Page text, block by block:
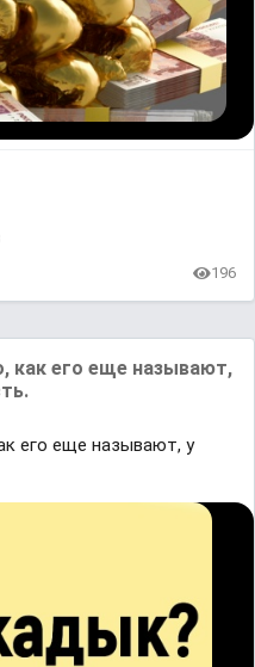
196
как его еще называют,
его еще называют, у